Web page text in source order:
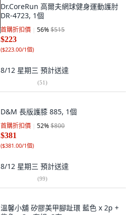
Dr.CoreRun 高爾夫網球健身運動護肘
DR-4723, 1個
首購折扣價 56%$515
$223
($223.00/1個)
8/12 星期三 預計送達
(51)
D&M 長版護膝 885, 1個
首購折扣價 52%$800
$381
($381.00/1個)
8/12 星期三 預計送達
(99)
溫馨小舖 矽膠美甲腳趾環 藍色 x 2p +